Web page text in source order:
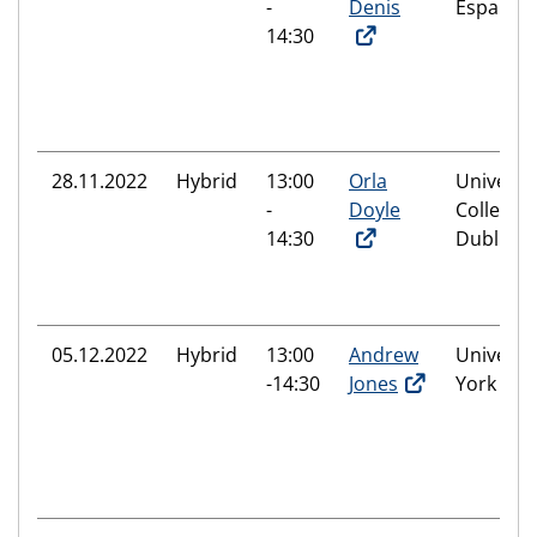
-
14:30
Denis España
28.11.2022 Hybrid
13:00
-
14:30
Orla
Doyle
College
Dublin
05.12.2022 Hybrid
13:00
-14:30
Andrew
Jones
York